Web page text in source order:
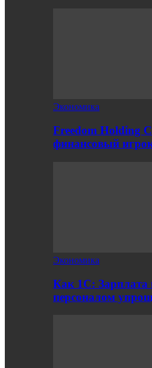
Экономика
Freedom Holding
финансовый
Экономика
Как 1С: Зарплата
персоналом